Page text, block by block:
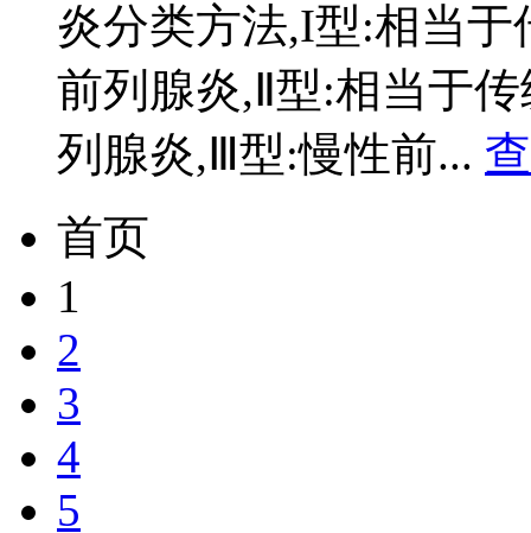
炎分类方法,I型:相当
前列腺炎,Ⅱ型:相当于
列腺炎,Ⅲ型:慢性前...
首页
1
2
3
4
5